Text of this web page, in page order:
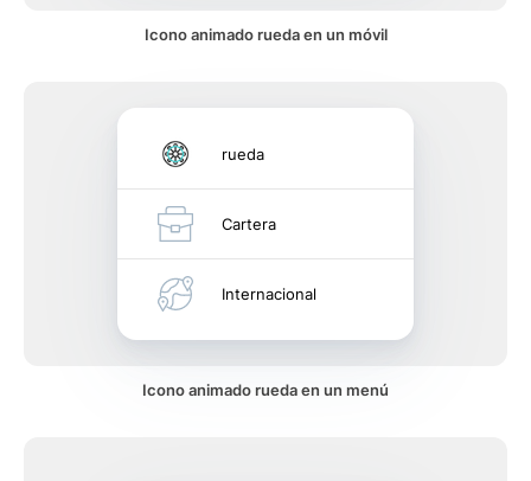
Icono animado rueda en un móvil
rueda
Cartera
Internacional
Icono animado rueda en un menú